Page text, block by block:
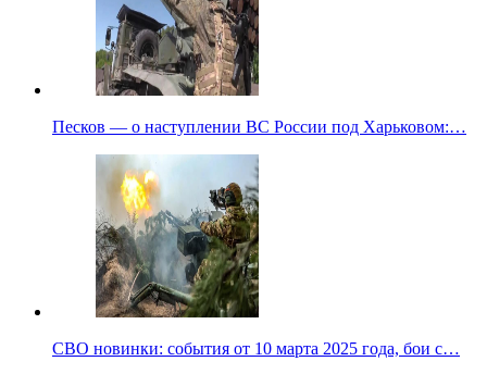
Песков — о наступлении ВС России под Харьковом:…
СВО новинки: события от 10 марта 2025 года, бои с…